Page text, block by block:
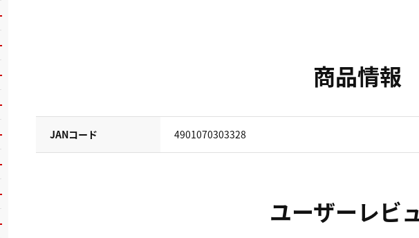
商品情報
JANコード 4901070303328
ユーザーレビ